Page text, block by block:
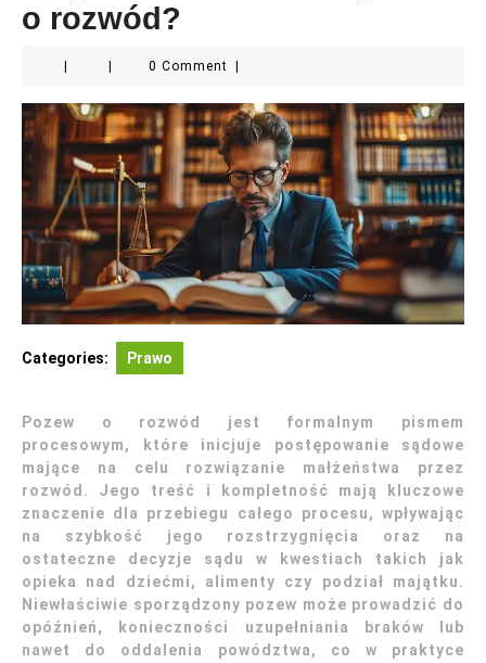
o rozwód?
0 Comment
Categories: Prawo
Pozew o rozwód jest formalnym pismem
procesowym, które inicjuje postępowanie sądowe
mające na celu rozwiązanie małżeństwa przez
rozwód. Jego treść i kompletność mają kluczowe
znaczenie dla przebiegu całego procesu, wpływając
na szybkość jego rozstrzygnięcia oraz na
ostateczne decyzje sądu w kwestiach takich jak
opieka nad dziećmi, alimenty czy podział majątku.
Niewłaściwie sporządzony pozew może prowadzić do
opóźnień, konieczności uzupełniania braków lub
nawet do oddalenia powództwa, co w praktyce